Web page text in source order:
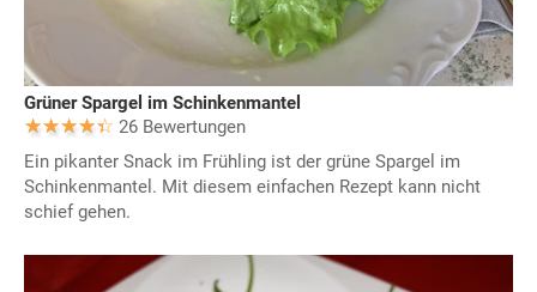
Grüner Spargel im Schinkenmantel
26 Bewertungen
Ein pikanter Snack im Frühling ist der grüne Spargel im
Schinkenmantel. Mit diesem einfachen Rezept kann nicht
schief gehen.